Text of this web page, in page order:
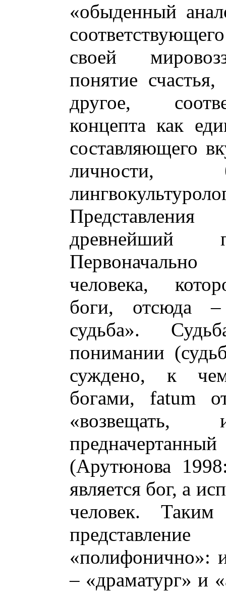
«обыденный
своей
понятие
другое,
концепта как
составляющего
личности,
древнейший
человека,
боги, отсюда
судьба».
понимании
суждено, к
богами, fatum
(Арутюнова
является бог, а
человек. Таким
«полифонично»:
– «драматург» и